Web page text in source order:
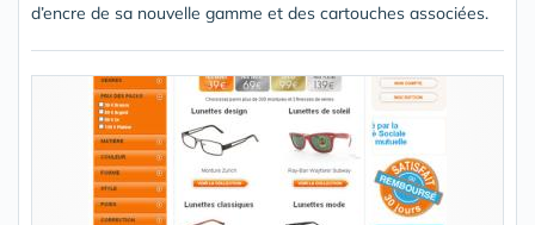
d’encre de sa nouvelle gamme et des cartouches associées.